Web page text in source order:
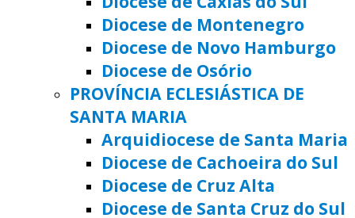
Diocese de Montenegro
Diocese de Novo Hamburgo
Diocese de Osório
PROVÍNCIA ECLESIÁSTICA DE
SANTA MARIA
Arquidiocese de Santa Maria
Diocese de Cachoeira do Sul
Diocese de Cruz Alta
Diocese de Santa Cruz do Sul